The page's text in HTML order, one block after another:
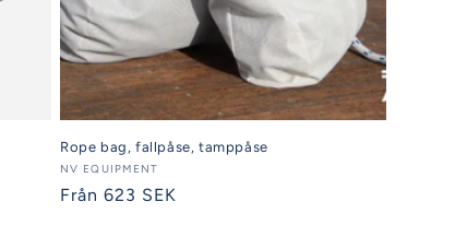
Rope bag, fallpåse, tamppåse
Säljare:
NV EQUIPMENT
Ordinarie
Från 623 SEK